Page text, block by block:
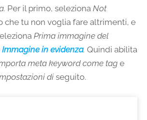
Per il primo, seleziona Not
che tu non voglia fare altrimenti, e
Prima immagine del
Immagine in evidenza. Quindi abilita
meta keyword come tag e
di seguito.